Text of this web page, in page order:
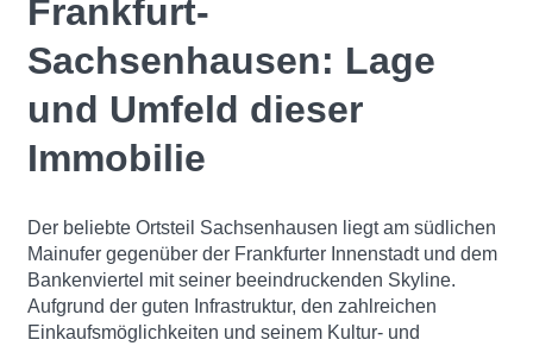
Frankfurt-
Sachsenhausen: Lage
und Umfeld dieser
Immobilie
Der beliebte Ortsteil Sachsenhausen liegt am südlichen
Mainufer gegenüber der Frankfurter Innenstadt und dem
Bankenviertel mit seiner beeindruckenden Skyline.
Aufgrund der guten Infrastruktur, den zahlreichen
Einkaufsmöglichkeiten und seinem Kultur- und